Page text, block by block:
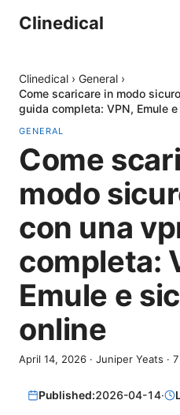
Clinedical
Clinedical › General ›
Come scaricare in modo
guida completa: VPN, Emule
GENERAL
Come
modo
con una
completa:
Emule e
online
April 14, 2026 · Juniper Yeats · 7
Published:2026-04-14·